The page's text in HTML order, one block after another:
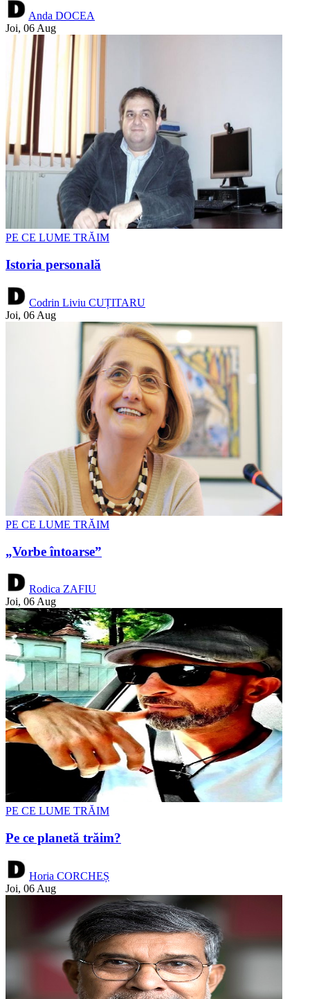
Anda DOCEA
Joi, 06 Aug
PE CE LUME TRĂIM
Istoria personală
Codrin Liviu CUȚITARU
Joi, 06 Aug
PE CE LUME TRĂIM
„Vorbe întoarse”
Rodica ZAFIU
Joi, 06 Aug
PE CE LUME TRĂIM
Pe ce planetă trăim?
Horia CORCHEȘ
Joi, 06 Aug